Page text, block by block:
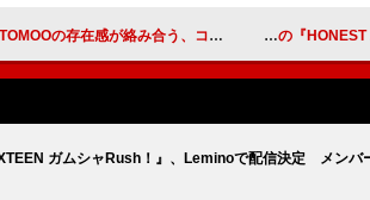
が絡み合う、コラボ曲「ファンキースパイス」MV公開 HONEST BOYZ（R）、“
ガムシャRush！』、Leminoで配信決定 メンバ